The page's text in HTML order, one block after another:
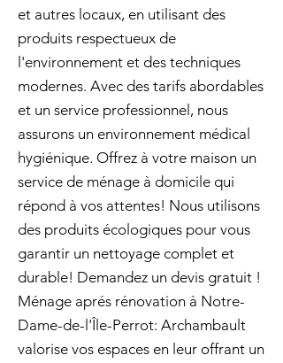
et autres locaux, en utilisant des
produits respectueux de
l'environnement et des techniques
modernes. Avec des tarifs abordables
et un service professionnel, nous
assurons un environnement médical
hygiénique. Offrez à votre maison un
service de ménage à domicile qui
répond à vos attentes! Nous utilisons
des produits écologiques pour vous
garantir un nettoyage complet et
durable! Demandez un devis gratuit !
Ménage aprés rénovation à Notre-
Dame-de-l'Île-Perrot: Archambault
valorise vos espaces en leur offrant un